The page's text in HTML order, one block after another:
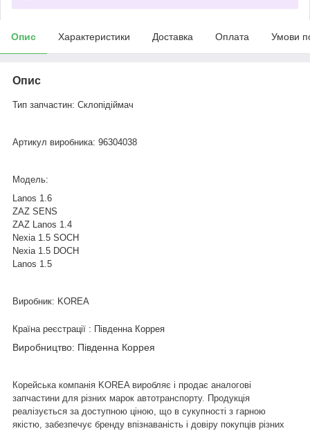
Опис Характеристики Доставка Оплата Умови
Опис
Тип запчастин: Склопідіймач
Артикул виробника: 96304038
Модель:
Lanos 1.6
ZAZ SENS
ZAZ Lanos 1.4
Nexia 1.5 SOCH
Nexia 1.5 DOCH
Lanos 1.5
Виробник: KOREA
Країна реєстрації : Південна Коррея
Виробництво: Південна Коррея
Корейська компанія KOREA виробляє і продає аналогові
запчастини для різних марок автотранспорту. Продукція
реалізується за доступною ціною, що в сукупності з гарною
якістю, забезпечує бренду впізнаваність і довіру покупців різних